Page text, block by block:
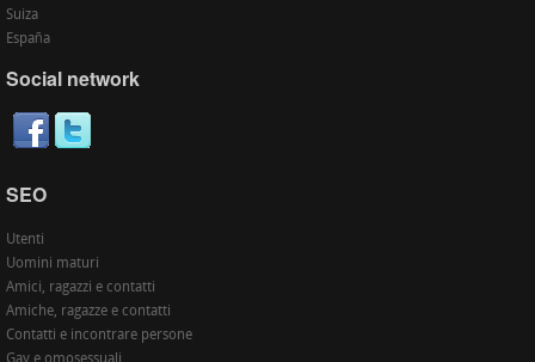
Suiza
España
Social network
SEO
Utenti
Uomini maturi
Amici, ragazzi e contatti
Amiche, ragazze e contatti
Contatti e incontrare persone